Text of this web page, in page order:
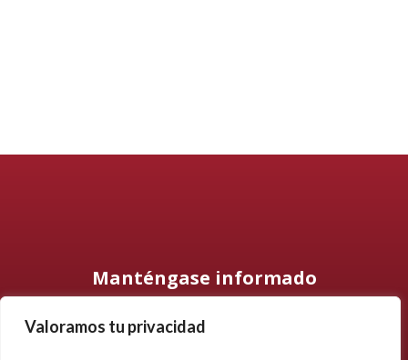
Valoramos tu privacidad
Manténgase informado
Suscríbase a nuestro boletín informativo y manténgase